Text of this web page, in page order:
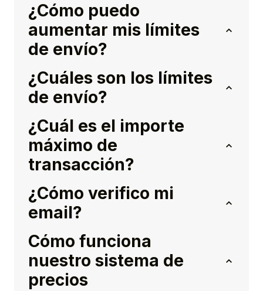
¿Cómo puedo
aumentar mis límites
de envío?
¿Cuáles son los límites
de envío?
¿Cuál es el importe
máximo de
transacción?
¿Cómo verifico mi
email?
Cómo funciona
nuestro sistema de
precios